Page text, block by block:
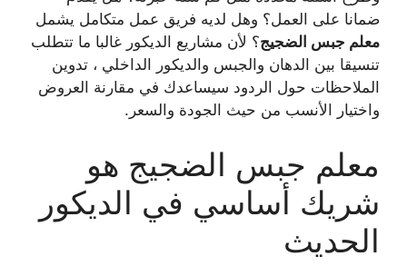
ضمانا على العمل؟ وهل لديه فريق عمل متكامل يشمل
معلم جبس الضجيج؟ لأن مشاريع الديكور غالبا ما تتطلب
تنسيقا بين الدهان والجبس والديكور الداخلي ، تدوين
الملاحظات حول الردود سيساعدك في مقارنة العروض
واختيار الأنسب من حيث الجودة والسعر.
معلم جبس الضجيج هو
شريك أساسي في الديكور
الحديث